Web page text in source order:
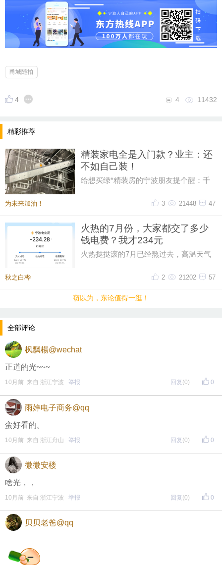
甬城随拍
4 11432
4
精彩推荐
精装家电全是入门款？业主：还
不如自己装！
给想买绿*精装房的宁波朋友提个醒：千
各品牌最入门的款，就拿洗碗机
为未来加油！ 47
21448
3
火热的7月份，大家都交了多少
钱电费？我才234元
火热挞挞滚的7月已经熬过去，高温天气
超300，昨天一看帐单才234元。
秋之白桦 57
21202
2
窃以为，东论值得一逛！
全部评论
枫飘楊@wechat
正道的光~~~
0
10月前 来自 浙江宁波 举报 回复 (0)
雨婷电子商务@qq
蛮好看的。
0
10月前 来自 浙江舟山 举报 回复 (0)
微微安楼
啥光，，
0
10月前 来自 浙江宁波 举报 回复 (0)
贝贝老爸@qq